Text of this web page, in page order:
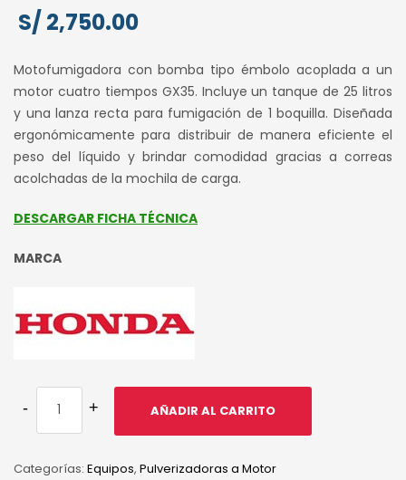
S/ 2,750.00
Motofumigadora con bomba tipo émbolo acoplada a un
motor cuatro tiempos GX35. Incluye un tanque de 25 litros
y una lanza recta para fumigación de 1 boquilla. Diseñada
ergonómicamente para distribuir de manera eficiente el
peso del líquido y brindar comodidad gracias a correas
acolchadas de la mochila de carga.
DESCARGAR FICHA TÉCNICA
MARCA
AÑADIR AL CARRITO
Categorías: Equipos, Pulverizadoras a Motor